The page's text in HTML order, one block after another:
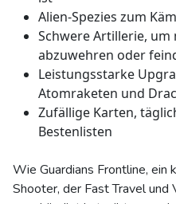
Alien-Spezies zum
Schwere Artillerie,
abzuwehren oder
Leistungsstarke
Atomraketen und
Zufällige Karten,
Bestenlisten
Wie Guardians Frontline,
Shooter, der Fast Travel und